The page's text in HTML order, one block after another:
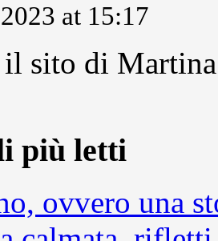
at 15:17
il sito di
più letti
ovvero una